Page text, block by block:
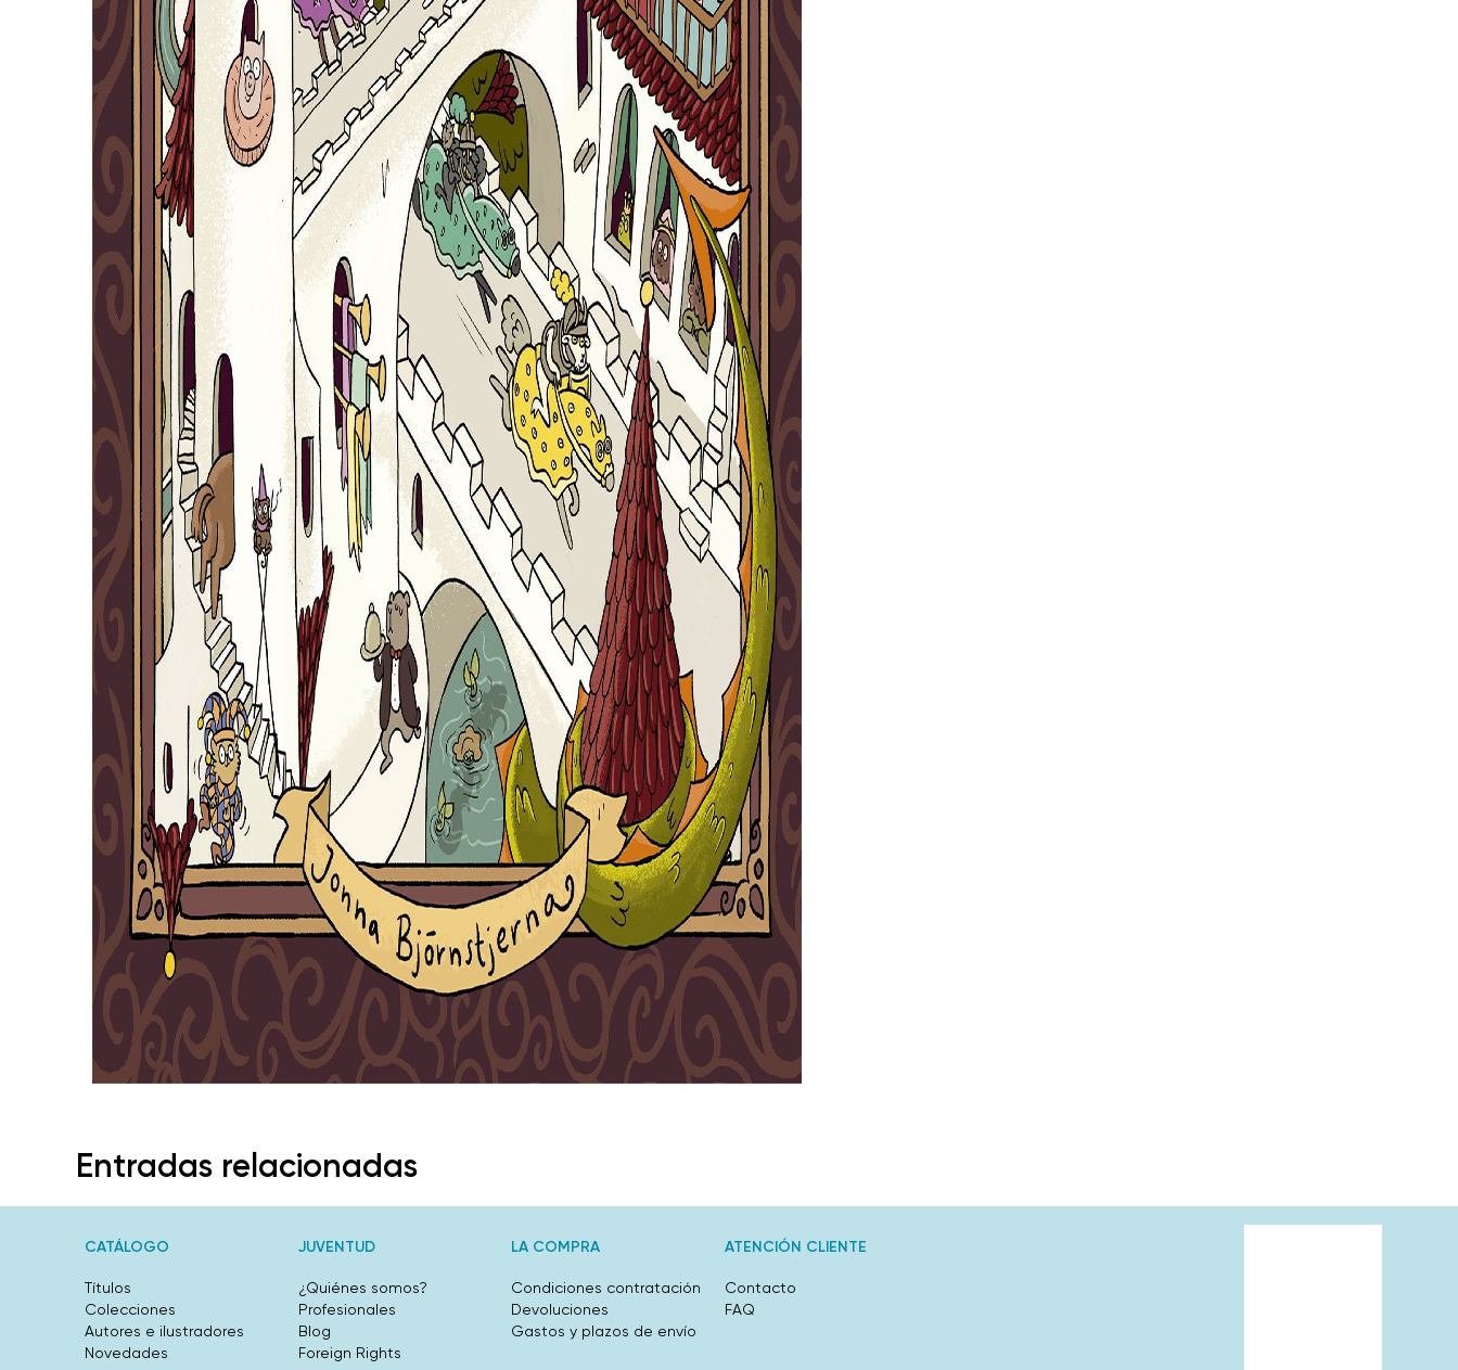
Entradas relacionadas
CATÁLOGO
Títulos
Colecciones
Autores e ilustradores
Novedades
JUVENTUD
¿Quiénes somos?
Profesionales
Blog
Foreign Rights
LA COMPRA
Condiciones contratación
Devoluciones
Gastos y plazos de envío
ATENCIÓN CLIENTE
Contacto
FAQ